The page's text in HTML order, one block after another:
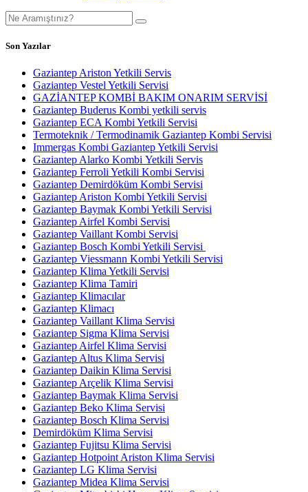
Son Yazılar
Gaziantep Ariston Yetkili Servis
Gaziantep Vestel Yetkili Servisi
GAZİANTEP KOMBİ BAKIM ONARIM SERVİSİ
Gaziantep Buderus Kombi yetkili servis
Gaziantep ECA Kombi Yetkili Servisi
Termoteknik / Termodinamik Gaziantep Kombi Servisi
Immergas Kombi Gaziantep Yetkili Servisi
Gaziantep Alarko Kombi Yetkili Servis
Gaziantep Ferroli Yetkili Kombi Servisi
Gaziantep Demirdöküm Kombi Servisi
Gaziantep Ariston Kombi Yetkili Servisi
Gaziantep Baymak Kombi Yetkili Servisi
Gaziantep Airfel Kombi Servisi
Gaziantep Vaillant Kombi Servisi
Gaziantep Bosch Kombi Yetkili Servisi
Gaziantep Viessmann Kombi Yetkili Servisi
Gaziantep Klima Yetkili Servisi
Gaziantep Klima Tamiri
Gaziantep Klimacılar
Gaziantep Klimacı
Gaziantep Vaillant Klima Servisi
Gaziantep Sigma Klima Servisi
Gaziantep Airfel Klima Servisi
Gaziantep Altus Klima Servisi
Gaziantep Daikin Klima Servisi
Gaziantep Arçelik Klima Servisi
Gaziantep Baymak Klima Servisi
Gaziantep Beko Klima Servisi
Gaziantep Bosch Klima Servisi
Demirdöküm Klima Servisi
Gaziantep Fujitsu Klima Servisi
Gaziantep Hotpoint Ariston Klima Servisi
Gaziantep LG Klima Servisi
Gaziantep Midea Klima Servisi